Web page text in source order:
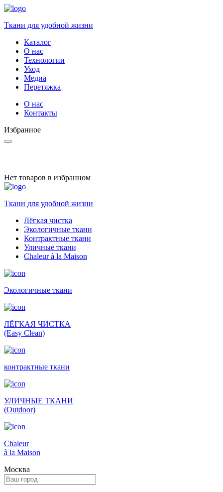
Ткани для удобной жизни
Каталог
О нас
Технологии
Уход
Медиа
Перетяжка
О нас
Контакты
Избранное
Нет товаров в избранном
Ткани для удобной жизни
Лёгкая чистка
Экологичные ткани
Контрактные ткани
Уличные ткани
Сhaleur à la Maison
Экологичные ткани
ЛЁГКАЯ ЧИСТКА
(Easy Clean)
контрактные ткани
УЛИЧНЫЕ ТКАНИ
(Outdoor)
Сhaleur
à la Maison
Москва